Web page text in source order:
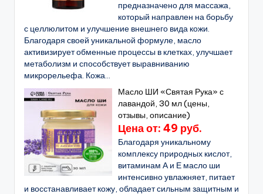
предназначено для массажа,
который направлен на борьбу
с целлюлитом и улучшение внешнего вида кожи.
Благодаря своей уникальной формуле, масло
активизирует обменные процессы в клетках, улучшает
метаболизм и способствует выравниванию
микрорельефа. Кожа...
Масло ШИ «Святая Рука» с
лавандой, 30 мл (цены,
отзывы, описание)
Цена от: 49 руб.
Благодаря уникальному
комплексу природных кислот,
витаминам А и Е масло ши
интенсивно увлажняет, питает
и восстанавливает кожу, обладает сильным защитным и